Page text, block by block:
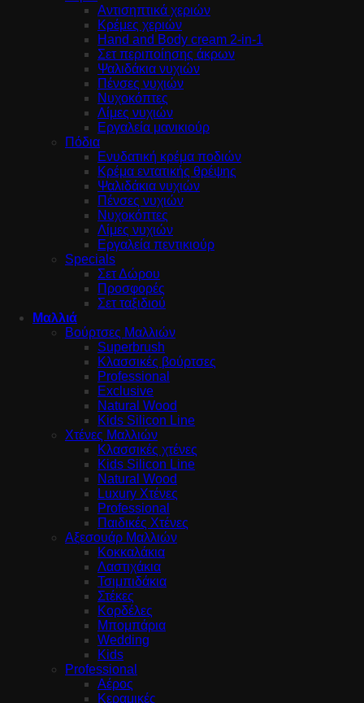
Αντισηπτικά χεριών
Κρέμες χεριών
Hand and Body cream 2-in-1
Σετ περιποίησης άκρων
Ψαλιδάκια νυχιών
Πένσες νυχιών
Νυχοκόπτες
Λίμες νυχιών
Εργαλεία μανικιούρ
Πόδια
Ενυδατική κρέμα ποδιών
Κρέμα εντατικής θρέψης
Ψαλιδάκια νυχιών
Πένσες νυχιών
Νυχοκόπτες
Λίμες νυχιών
Εργαλεία πεντικιούρ
Specials
Σετ Δώρου
Προσφορές
Σετ ταξιδιού
Μαλλιά
Βούρτσες Μαλλιών
Superbrush
Κλασσικές βούρτσες
Professional
Exclusive
Natural Wood
Kids Silicon Line
Χτένες Μαλλιών
Κλασσικές χτένες
Kids Silicon Line
Natural Wood
Luxury Χτένες
Professional
Παιδικές Χτένες
Αξεσουάρ Μαλλιών
Κοκκαλάκια
Λαστιχάκια
Τσιμπιδάκια
Στέκες
Κορδέλες
Μπομπάρια
Wedding
Kids
Professional
Αέρος
Κεραμικές